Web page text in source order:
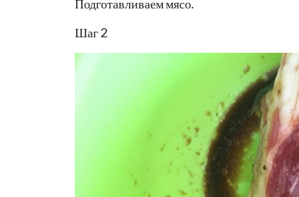
Подготавливаем мясо.
Шаг 2